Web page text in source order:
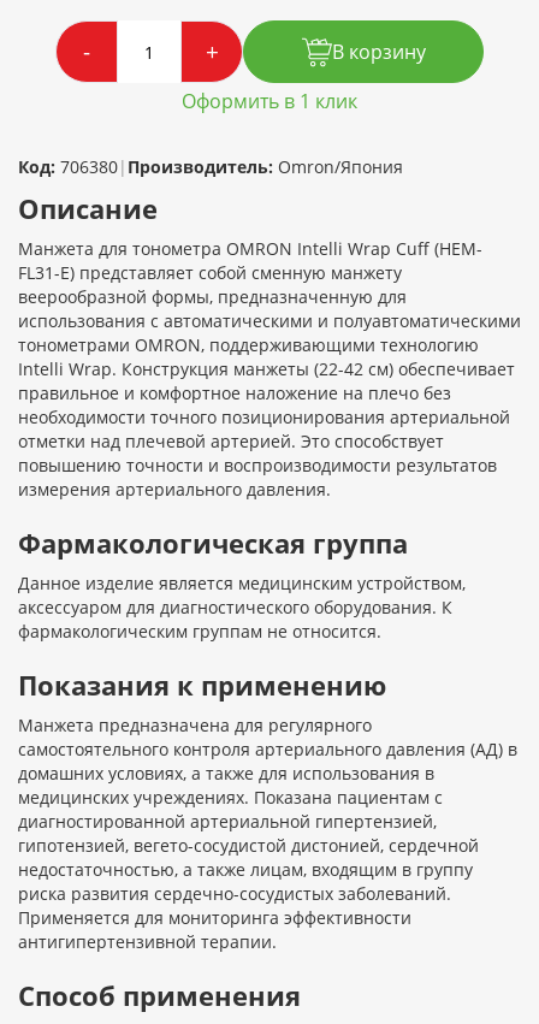
- +
В корзину
Оформить в 1 клик
Код: 706380| Производитель: Omron/Япония
Описание
Манжета для тонометра OMRON Intelli Wrap Cuff (HEM-
FL31-E) представляет собой сменную манжету
веерообразной формы, предназначенную для
использования с автоматическими и полуавтоматическими
тонометрами OMRON, поддерживающими технологию
Intelli Wrap. Конструкция манжеты (22-42 см) обеспечивает
правильное и комфортное наложение на плечо без
необходимости точного позиционирования артериальной
отметки над плечевой артерией. Это способствует
повышению точности и воспроизводимости результатов
измерения артериального давления.
Фармакологическая группа
Данное изделие является медицинским устройством,
аксессуаром для диагностического оборудования. К
фармакологическим группам не относится.
Показания к применению
Манжета предназначена для регулярного
самостоятельного контроля артериального давления (АД) в
домашних условиях, а также для использования в
медицинских учреждениях. Показана пациентам с
диагностированной артериальной гипертензией,
гипотензией, вегето-сосудистой дистонией, сердечной
недостаточностью, а также лицам, входящим в группу
риска развития сердечно-сосудистых заболеваний.
Применяется для мониторинга эффективности
антигипертензивной терапии.
Способ применения